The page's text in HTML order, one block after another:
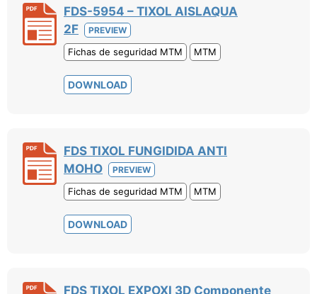
FDS-5954 – TIXOL AISLAQUA
2F
PREVIEW
Fichas de seguridad MTM MTM
DOWNLOAD
FDS TIXOL FUNGIDIDA ANTI
MOHO
PREVIEW
Fichas de seguridad MTM MTM
DOWNLOAD
FDS TIXOL EXPOXI 3D Componente